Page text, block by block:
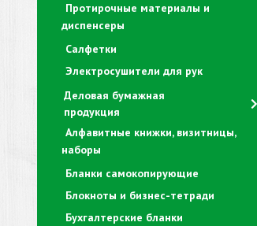
Протирочные материалы и
диспенсеры
Салфетки
Электросушители для рук
Деловая бумажная
продукция
Алфавитные книжки, визитницы,
наборы
Бланки самокопирующие
Блокноты и бизнес-тетради
Бухгалтерские бланки